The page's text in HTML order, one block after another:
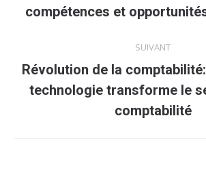
précédent
compétences et
SUIVANT
Article
suivant
Révolution de la
technologie transforme le
comptabilité